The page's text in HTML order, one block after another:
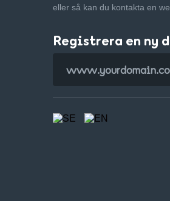
eller så kan du kontakta en
Registrera en ny